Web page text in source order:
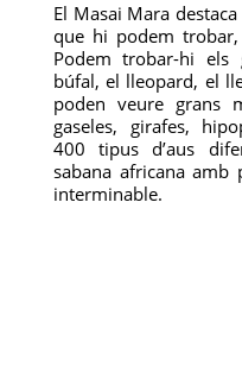
El Masai Mara
que hi podem
Podem trobar-hi els
búfal, el lleopard, el
poden veure grans
gaseles, girafes,
400 tipus d’aus
sabana africana amb
interminable.